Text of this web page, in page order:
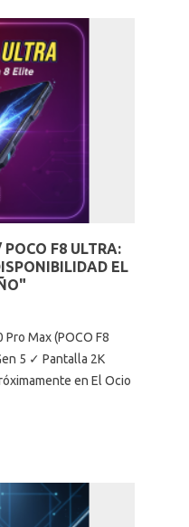
F8 ULTRA:
EL
Pro Max (POCO F8
5 ✓ Pantalla 2K
en El Ocio